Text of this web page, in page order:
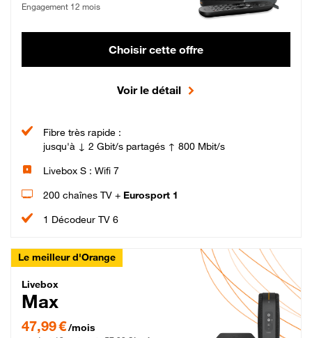
Engagement 12 mois
Choisir cette offre
Voir le détail
Fibre très rapide :
jusqu'à ↓ 2 Gbit/s partagés ↑ 800 Mbit/s
Livebox S : Wifi 7
200 chaînes TV + Eurosport 1
1 Décodeur TV 6
Le meilleur d'Orange
Livebox Max Fibre
Livebox
Max
47,99 € par mois pendant 12 mois puis 57,99 € par mois, Engagement 12 mois
47,99 €/mois